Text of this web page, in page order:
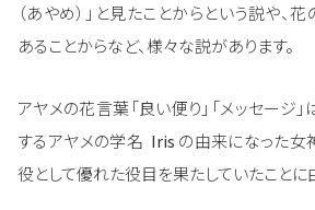
（あやめ）」と見たことからという説や、
あることからなど、様々な説があります。
アヤメの花言葉「良い便り」「メッセージ
するアヤメの学名 Iris の由来になった女
役として優れた役目を果たしていたことに